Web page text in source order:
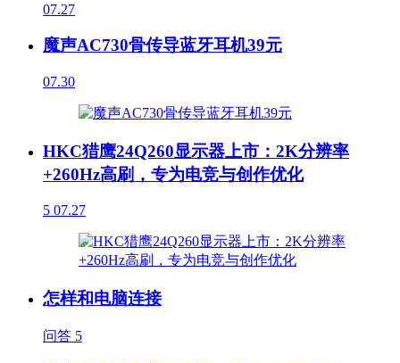
07.27
魔声AC730骨传导蓝牙耳机39元
07.30
HKC猎鹰24Q260显示器上市：2K分辨率
+260Hz高刷，专为电竞与创作优化
5 07.27
怎样和电脑连接
问答 5